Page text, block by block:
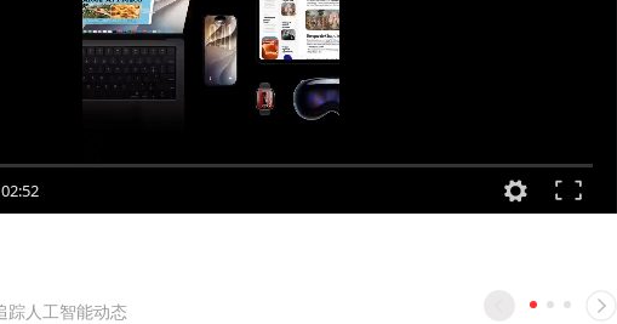
02:52
踪人工智能动态